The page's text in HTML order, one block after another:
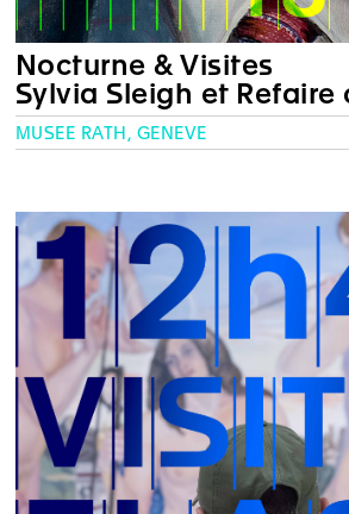
Nocturne & Visites
Sylvia Sleigh et
MUSÉE RATH, GENÈVE